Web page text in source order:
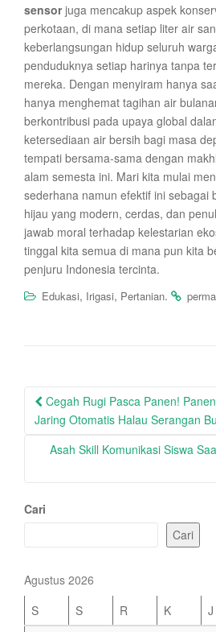
sensorjuga mencakup aspek
perkotaan, di mana setiap liter air
keberlangsungan hidup seluruh
penduduknya setiap harinya tanpa
mereka. Dengan menyiram hanya
hanya menghemat tagihan air
berkontribusi pada upaya global
ketersediaan air bersih bagi masa
tempati bersama-sama dengan
alam semesta ini. Mari kita mulai
sederhana namun efektif ini sebagai
hijau yang modern, cerdas, dan
jawab moral terhadap kelestarian
tinggal kita semua di mana pun kita
penjuru Indonesia tercinta.
Edukasi, Irigasi, Pertanian.
Post
navigation
Cegah Rugi Pasca Panen!
Jaring Otomatis Halau Serangan
Asah Skill Komunikasi Siswa
Cari
Cari
Agustus 2026
S
S R K J